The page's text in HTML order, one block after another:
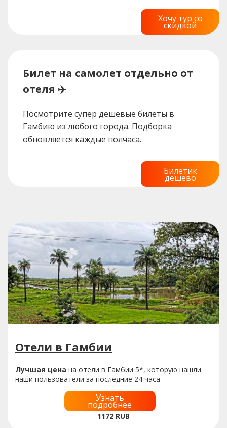
Хочу тур со
скидкой
Билет на самолет отдельно от
отеля ✈️
Посмотрите супер дешевые билеты в
Гамбию из любого города. Подборка
обновляется каждые полчаса.
Билетик
дешево
Отели в Гамбии
Лучшая цена на отели в Гамбии 5*, которую нашли
наши пользователи за последние 24 часа
Узнать
подробнее
1172 RUB